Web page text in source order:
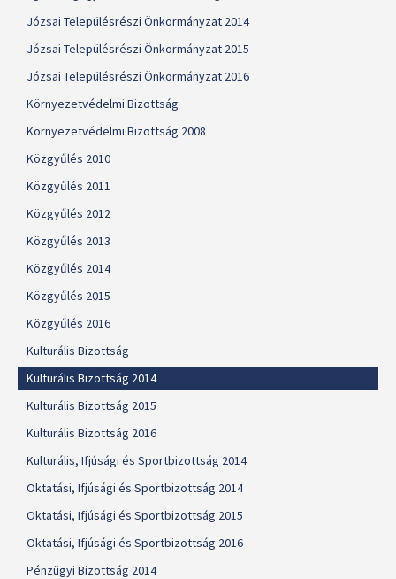
Józsai Településrészi Önkormányzat 2014
Józsai Településrészi Önkormányzat 2015
Józsai Településrészi Önkormányzat 2016
Környezetvédelmi Bizottság
Környezetvédelmi Bizottság 2008
Közgyűlés 2010
Közgyűlés 2011
Közgyűlés 2012
Közgyűlés 2013
Közgyűlés 2014
Közgyűlés 2015
Közgyűlés 2016
Kulturális Bizottság
Kulturális Bizottság 2014
Kulturális Bizottság 2015
Kulturális Bizottság 2016
Kulturális, Ifjúsági és Sportbizottság 2014
Oktatási, Ifjúsági és Sportbizottság 2014
Oktatási, Ifjúsági és Sportbizottság 2015
Oktatási, Ifjúsági és Sportbizottság 2016
Pénzügyi Bizottság 2014